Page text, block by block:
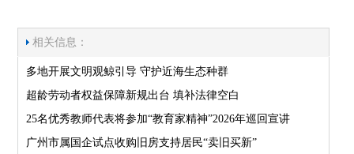
相关信息：
多地开展文明观鲸引导 守护近海生态种群
超龄劳动者权益保障新规出台 填补法律空白
25名优秀教师代表将参加“教育家精神”2026年巡回宣讲
广州市属国企试点收购旧房支持居民“卖旧买新”